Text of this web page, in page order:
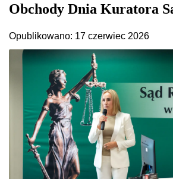
Obchody Dnia Kuratora
Opublikowano: 17 czerwiec 2026